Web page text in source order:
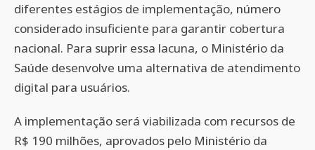
diferentes estágios de implementação, número
considerado insuficiente para garantir cobertura
nacional. Para suprir essa lacuna, o Ministério da
Saúde desenvolve uma alternativa de atendimento
digital para usuários.
A implementação será viabilizada com recursos de
R$ 190 milhões, aprovados pelo Ministério da